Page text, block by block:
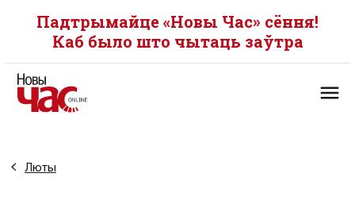
Падтрымайце «Новы Час» сёння!
Каб было што чытаць заўтра
Люты